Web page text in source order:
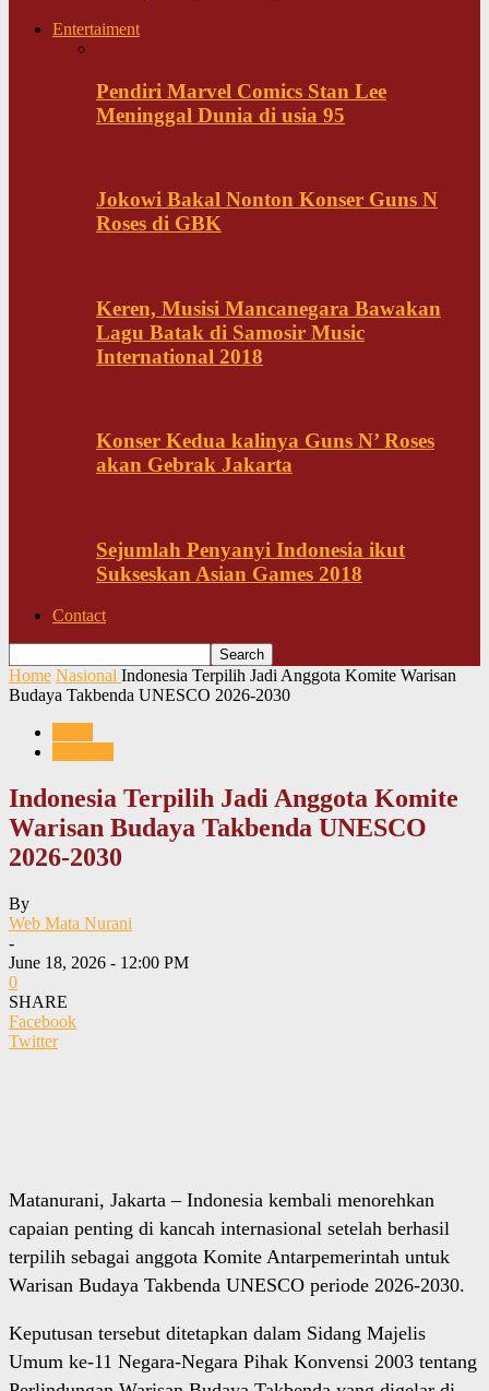
Entertaiment
Pendiri Marvel Comics Stan Lee
Meninggal Dunia di usia 95
Jokowi Bakal Nonton Konser Guns N
Roses di GBK
Keren, Musisi Mancanegara Bawakan
Lagu Batak di Samosir Music
International 2018
Konser Kedua kalinya Guns N’ Roses
akan Gebrak Jakarta
Sejumlah Penyanyi Indonesia ikut
Sukseskan Asian Games 2018
Contact
Home Nasional Indonesia Terpilih Jadi Anggota Komite Warisan
Budaya Takbenda UNESCO 2026-2030
Indonesia Terpilih Jadi Anggota Komite
Warisan Budaya Takbenda UNESCO
2026-2030
By
Web Mata Nurani
-
June 18, 2026 - 12:00 PM
0
SHARE
Facebook
Twitter
Matanurani, Jakarta – Indonesia kembali menorehkan
capaian penting di kancah internasional setelah berhasil
terpilih sebagai anggota Komite Antarpemerintah untuk
Warisan Budaya Takbenda UNESCO periode 2026-2030.
Keputusan tersebut ditetapkan dalam Sidang Majelis
Umum ke-11 Negara-Negara Pihak Konvensi 2003 tentang